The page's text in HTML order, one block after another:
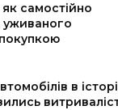
самостійно
уживаного
в